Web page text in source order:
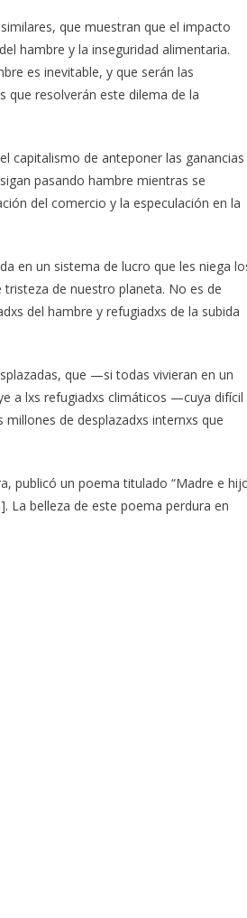
que muestran que el impacto
hambre y la inseguridad alimentaria.
es inevitable, y que serán las
que resolverán este dilema de la
capitalismo de anteponer las ganancias
pasando hambre mientras se
del comercio y la especulación en la
en un sistema de lucro que les niega
de nuestro planeta. No es de
del hambre y refugiadxs de la subida
que —si todas vivieran en un
a lxs refugiadxs climáticos —cuya difícil
de desplazadxs internxs que
publicó un poema titulado “Madre e
La belleza de este poema perdura en